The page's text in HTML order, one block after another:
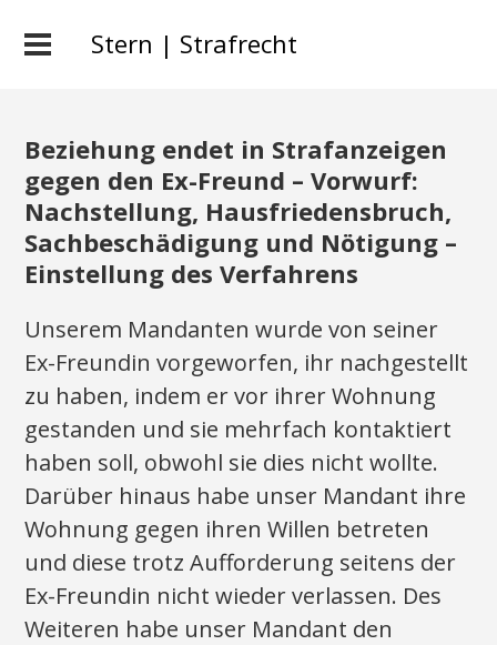
Stern | Strafrecht
Beziehung endet in Strafanzeigen
gegen den Ex-Freund – Vorwurf:
Nachstellung, Hausfriedensbruch,
Sachbeschädigung und Nötigung –
Einstellung des Verfahrens
Unserem Mandanten wurde von seiner
Ex-Freundin vorgeworfen, ihr nachgestellt
zu haben, indem er vor ihrer Wohnung
gestanden und sie mehrfach kontaktiert
haben soll, obwohl sie dies nicht wollte.
Darüber hinaus habe unser Mandant ihre
Wohnung gegen ihren Willen betreten
und diese trotz Aufforderung seitens der
Ex-Freundin nicht wieder verlassen. Des
Weiteren habe unser Mandant den